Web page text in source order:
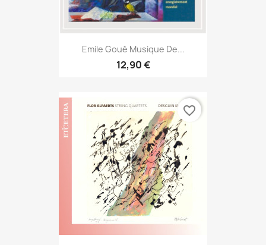
Emile Goué Musique De...
12,90 €
favorite_border